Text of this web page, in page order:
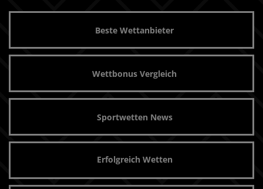
Beste Wettanbieter
Wettbonus Vergleich
Sportwetten News
Erfolgreich Wetten